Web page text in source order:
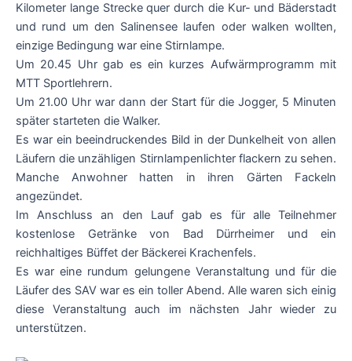
Kilometer lange Strecke quer durch die Kur- und Bäderstadt
und rund um den Salinensee laufen oder walken wollten,
einzige Bedingung war eine Stirnlampe.
Um 20.45 Uhr gab es ein kurzes Aufwärmprogramm mit
MTT Sportlehrern.
Um 21.00 Uhr war dann der Start für die Jogger, 5 Minuten
später starteten die Walker.
Es war ein beeindruckendes Bild in der Dunkelheit von allen
Läufern die unzähligen Stirnlampenlichter flackern zu sehen.
Manche Anwohner hatten in ihren Gärten Fackeln
angezündet.
Im Anschluss an den Lauf gab es für alle Teilnehmer
kostenlose Getränke von Bad Dürrheimer und ein
reichhaltiges Büffet der Bäckerei Krachenfels.
Es war eine rundum gelungene Veranstaltung und für die
Läufer des SAV war es ein toller Abend. Alle waren sich einig
diese Veranstaltung auch im nächsten Jahr wieder zu
unterstützen.